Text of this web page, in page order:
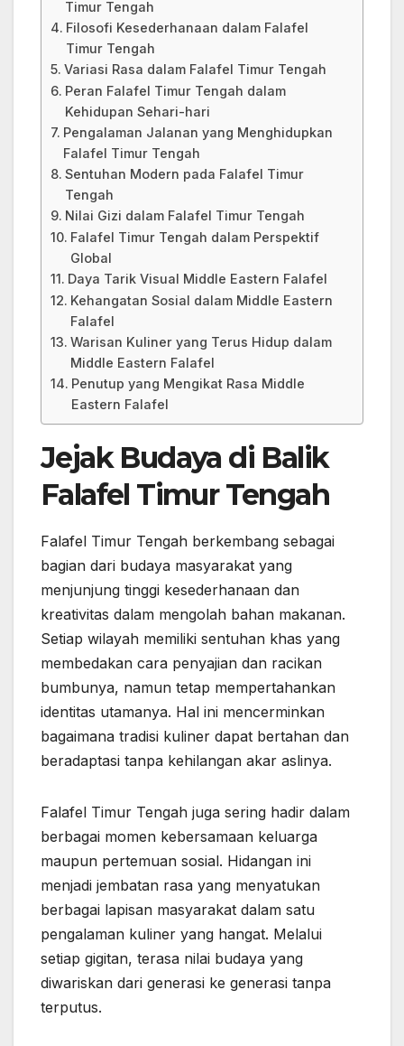
Timur Tengah
Filosofi Kesederhanaan dalam Falafel
Timur Tengah
Variasi Rasa dalam Falafel Timur Tengah
Peran Falafel Timur Tengah dalam
Kehidupan Sehari-hari
Pengalaman Jalanan yang Menghidupkan
Falafel Timur Tengah
Sentuhan Modern pada Falafel Timur
Tengah
Nilai Gizi dalam Falafel Timur Tengah
Falafel Timur Tengah dalam Perspektif
Global
Daya Tarik Visual Middle Eastern Falafel
Kehangatan Sosial dalam Middle Eastern
Falafel
Warisan Kuliner yang Terus Hidup dalam
Middle Eastern Falafel
Penutup yang Mengikat Rasa Middle
Eastern Falafel
Jejak Budaya di Balik
Falafel Timur Tengah
Falafel Timur Tengah berkembang sebagai
bagian dari budaya masyarakat yang
menjunjung tinggi kesederhanaan dan
kreativitas dalam mengolah bahan makanan.
Setiap wilayah memiliki sentuhan khas yang
membedakan cara penyajian dan racikan
bumbunya, namun tetap mempertahankan
identitas utamanya. Hal ini mencerminkan
bagaimana tradisi kuliner dapat bertahan dan
beradaptasi tanpa kehilangan akar aslinya.
Falafel Timur Tengah juga sering hadir dalam
berbagai momen kebersamaan keluarga
maupun pertemuan sosial. Hidangan ini
menjadi jembatan rasa yang menyatukan
berbagai lapisan masyarakat dalam satu
pengalaman kuliner yang hangat. Melalui
setiap gigitan, terasa nilai budaya yang
diwariskan dari generasi ke generasi tanpa
terputus.